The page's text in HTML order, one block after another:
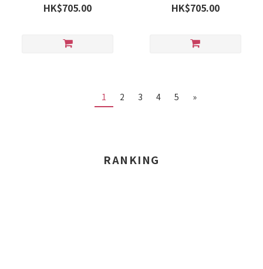
HK$705.00 HK$705.00
1 2 3 4 5 »
RANKING